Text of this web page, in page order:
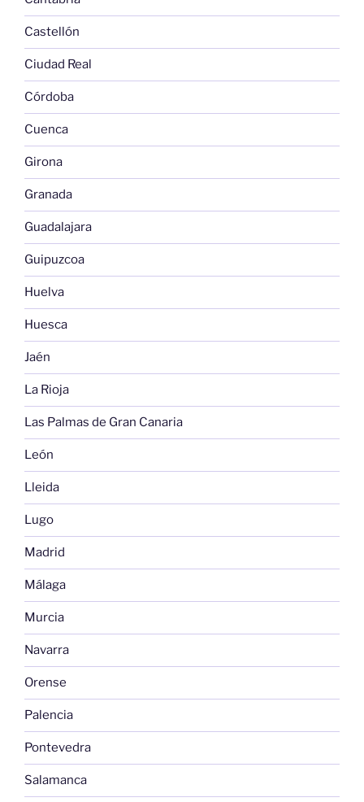
Castellón
Ciudad Real
Córdoba
Cuenca
Girona
Granada
Guadalajara
Guipuzcoa
Huelva
Huesca
Jaén
La Rioja
Las Palmas de Gran Canaria
León
Lleida
Lugo
Madrid
Málaga
Murcia
Navarra
Orense
Palencia
Pontevedra
Salamanca